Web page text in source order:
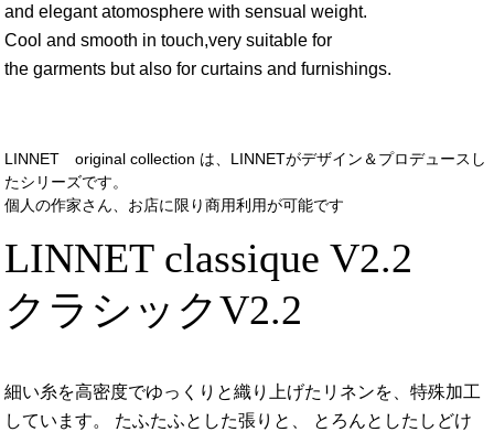
and elegant atomosphere with sensual weight.
Cool and smooth in touch,very suitable for
the garments but also for curtains and furnishings.
LINNET original collection は、LINNETがデザイン＆プロデュースし
たシリーズです。
個人の作家さん、お店に限り商用利用が可能です
LINNET classique V2.2
クラシックV2.2
細い糸を高密度でゆっくりと織り上げたリネンを、特殊加工
しています。 たふたふとした張りと、 とろんとしたしどけ